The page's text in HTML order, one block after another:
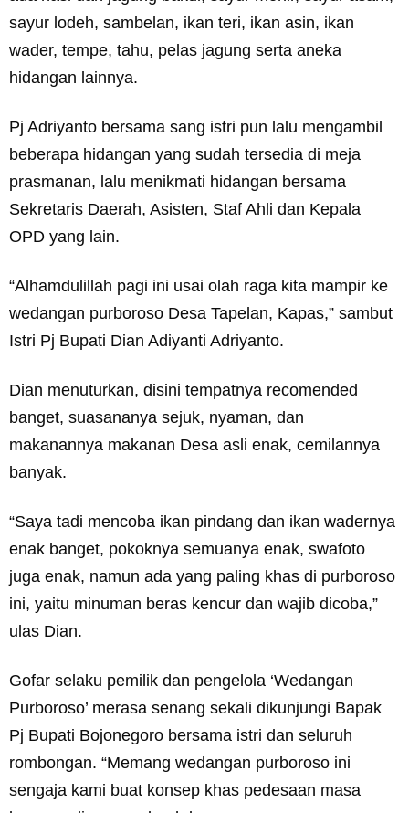
sayur lodeh, sambelan, ikan teri, ikan asin, ikan
wader, tempe, tahu, pelas jagung serta aneka
hidangan lainnya.
Pj Adriyanto bersama sang istri pun lalu mengambil
beberapa hidangan yang sudah tersedia di meja
prasmanan, lalu menikmati hidangan bersama
Sekretaris Daerah, Asisten, Staf Ahli dan Kepala
OPD yang lain.
“Alhamdulillah pagi ini usai olah raga kita mampir ke
wedangan purboroso Desa Tapelan, Kapas,” sambut
Istri Pj Bupati Dian Adiyanti Adriyanto.
Dian menuturkan, disini tempatnya recomended
banget, suasananya sejuk, nyaman, dan
makanannya makanan Desa asli enak, cemilannya
banyak.
“Saya tadi mencoba ikan pindang dan ikan wadernya
enak banget, pokoknya semuanya enak, swafoto
juga enak, namun ada yang paling khas di purboroso
ini, yaitu minuman beras kencur dan wajib dicoba,”
ulas Dian.
Gofar selaku pemilik dan pengelola ‘Wedangan
Purboroso’ merasa senang sekali dikunjungi Bapak
Pj Bupati Bojonegoro bersama istri dan seluruh
rombongan. “Memang wedangan purboroso ini
sengaja kami buat konsep khas pedesaan masa